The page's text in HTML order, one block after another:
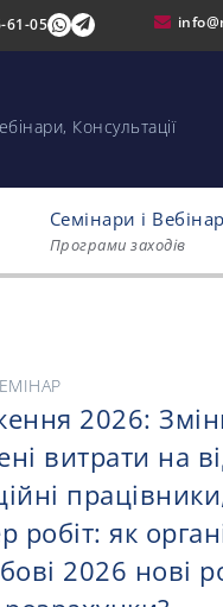
61-05
Консультації
Семінари і
Програми заходів
2026:
витрати на
робіт: як
2026 нові